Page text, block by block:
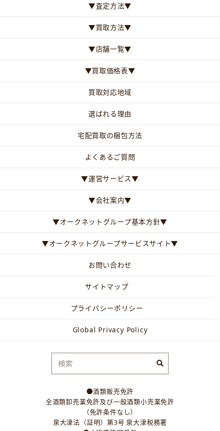
▼査定方法▼
▼買取方法▼
▼店舗一覧▼
▼買取価格表▼
買取対応地域
選ばれる理由
宅配買取の梱包方法
よくあるご質問
▼運営サービス▼
▼会社案内▼
▼オークネットグループ基本方針▼
▼オークネットグループサービスサイト▼
お問い合わせ
サイトマップ
プライバシーポリシー
Global Privacy Policy
●酒類販売免許
全酒類卸売業免許及び一般酒類小売業免許
（免許条件なし）
泉大津法（証明）第3号 泉大津税務署